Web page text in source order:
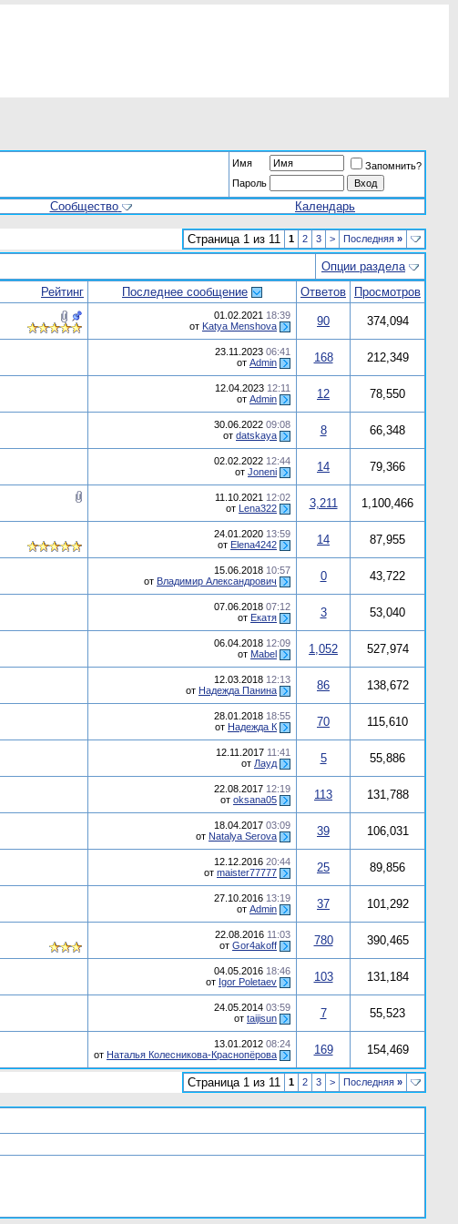
Имя
Запомнить?
Пароль
Сообщество Календарь
Страница 1 из 11 1 2 3 > Последняя »
Опции раздела
Рейтинг
Последнее сообщение Ответов
Просмотров
01.02.2021 18:39
от Katya Menshova 90 374,094
23.11.2023 06:41
от Admin 168 212,349
12.04.2023 12:11
от Admin 12 78,550
30.06.2022 09:08
от datskaya 8 66,348
02.02.2022 12:44
от Joneni 14 79,366
11.10.2021 12:02
от Lena322 3,211 1,100,466
24.01.2020 13:59
от Elena4242 14 87,955
15.06.2018 10:57
от Владимир Александрович 0 43,722
07.06.2018 07:12
от Екатя 3 53,040
06.04.2018 12:09
от Mabel 1,052 527,974
12.03.2018 12:13
от Надежда Панина 86 138,672
28.01.2018 18:55
от Надежда К 70 115,610
12.11.2017 11:41
от Лауд 5 55,886
22.08.2017 12:19
от oksana05 113 131,788
18.04.2017 03:09
от Natalya Serova 39 106,031
12.12.2016 20:44
от maister77777 25 89,856
27.10.2016 13:19
от Admin 37 101,292
22.08.2016 11:03
от Gor4akoff 780 390,465
04.05.2016 18:46
от Igor Poletaev 103 131,184
24.05.2014 03:59
от taijisun 7 55,523
13.01.2012 08:24
от Наталья Колесникова-Краснопёрова 169 154,469
Страница 1 из 11 1 2 3 > Последняя »